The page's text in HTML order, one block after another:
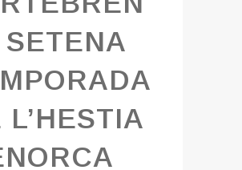
SETENA
L’HESTIA